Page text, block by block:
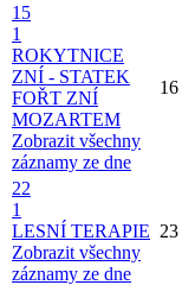
15
1
ROKYTNICE
ZNÍ - STATEK
FOŘT ZNÍ
MOZARTEM
Zobrazit všechny
záznamy ze dne
16
22
1
LESNÍ TERAPIE
Zobrazit všechny
záznamy ze dne
23